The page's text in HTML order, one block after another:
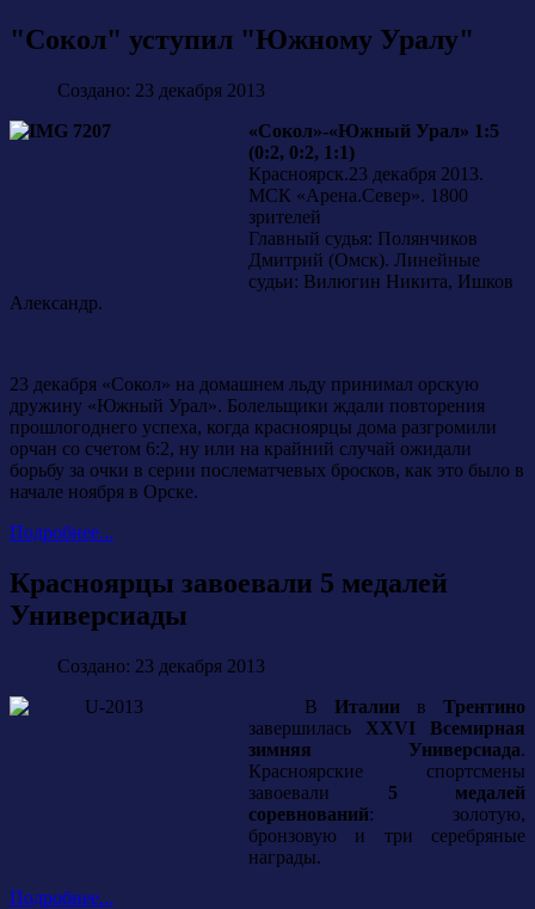
"Сокол" уступил "Южному Уралу"
Создано: 23 декабря 2013
«Сокол»-«Южный Урал» 1:5
(0:2, 0:2, 1:1)
Красноярск.23 декабря 2013.
МСК «Арена.Север». 1800
зрителей
Главный судья: Полянчиков
Дмитрий (Омск). Линейные
судьи: Вилюгин Никита, Ишков
Александр.
23 декабря «Сокол» на домашнем льду принимал орскую
дружину «Южный Урал». Болельщики ждали повторения
прошлогоднего успеха, когда красноярцы дома разгромили
орчан со счетом 6:2, ну или на крайний случай ожидали
борьбу за очки в серии послематчевых бросков, как это было в
начале ноября в Орске.
Подробнее...
Красноярцы завоевали 5 медалей
Универсиады
Создано: 23 декабря 2013
ВИталии вТрентино
завершилась XXVI Всемирная
зимняя Универсиада.
Красноярские спортсмены
завоевали 5 медалей
соревнований: золотую,
бронзовую и три серебряные
награды.
Подробнее...